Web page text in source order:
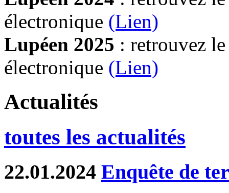
électronique (Lien)
Lupéen 2025 : retrouvez
électronique (Lien)
Actualités
toutes les actualités
22.01.2024 Enquête de